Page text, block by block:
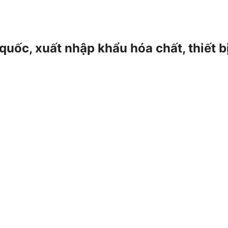
xuất nhập khẩu hóa chất, thiết